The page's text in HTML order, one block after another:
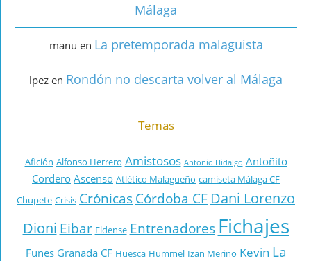
Málaga
manu en La pretemporada malaguista
lpez en Rondón no descarta volver al Málaga
Temas
Afición Alfonso Herrero Amistosos Antonio Hidalgo Antoñito
CorderoAscenso Atlético Malagueño camiseta Málaga CF
Chupete Crisis Crónicas Córdoba CF Dani Lorenzo
Dioni Eibar Eldense Entrenadores Fichajes
Funes Granada CF Huesca Hummel Izan Merino Kevin La